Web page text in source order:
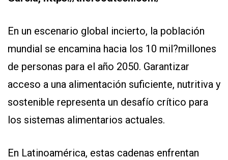
En un escenario global incierto, la población
mundial se encamina hacia los 10 mil?millones
de personas para el año 2050. Garantizar
acceso a una alimentación suficiente, nutritiva y
sostenible representa un desafío crítico para
los sistemas alimentarios actuales.
En Latinoamérica, estas cadenas enfrentan